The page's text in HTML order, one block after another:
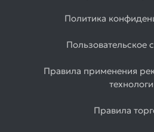
Политика
Пользовательское
Правила применения
Правила